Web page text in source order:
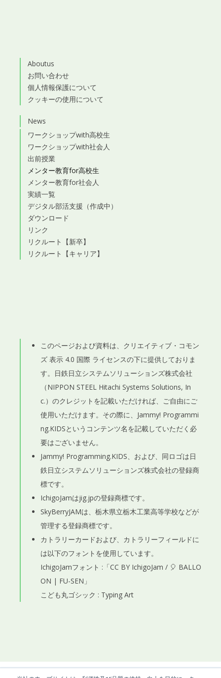
Aboutus
お問い合わせ
個人情報保護について
クッキーの使用について
News
ワークショップwith高校生
ワークショップwith社会人
出前授業
メンター教育for高校生
メンター教育for社会人
実績一覧
デジタル部活支援（作成中）
ダウンロード
リンク
リクルート【新卒】
リクルート【キャリア】
このページおよび資料は、 クリエイティブ・コモン
ズ 表示 4.0 国際 ライセンスの下に提供しておりま
す。
日鉄日立システムソリューションズ株式会社
（NIPPON STEEL Hitachi Systems Solutions, In
c.）のクレジットを記載いただければ、ご自由にご
使用いただけます。その際に、Jammy! Programmi
ng.KIDSというコンテンツ名を記載していただく必
要はございません。
Jammy! Programming.KIDS、および、同ロゴは日
鉄日立システムソリューションズ株式会社の登録商
標です。
IchigoJamはjig.jpの登録商標です。
SkyBerryJAMは、栃木県立栃木工業高等学校などが
管理する登録商標です。
カトラリーカードおよび、カトラリーフィールドに
は以下のフォントを使用しています。
IchigoJamフォント : 「CC BY IchigoJam / 🎈 BALLO
ON | FU-SEN 」
こども丸ゴシック : Typing Art